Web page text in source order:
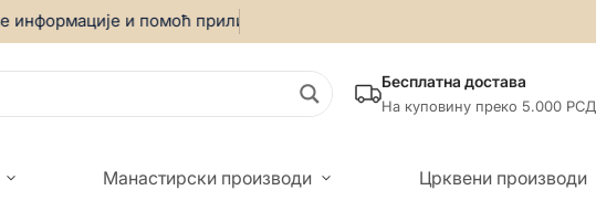
информације и помоћ приликом онлајн куповине позовите:
Бесплатна достава
На куповину преко 5.000 РСД
Манастирски производи Црквени производи